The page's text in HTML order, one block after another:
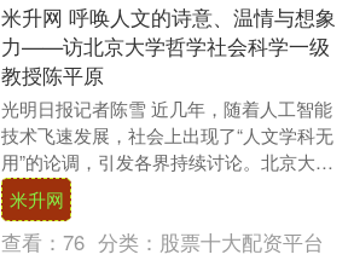
米升网 呼唤人文的诗意、温情与想象
力——访北京大学哲学社会科学一级
教授陈平原
光明日报记者陈雪 近几年，随着人工智能
技术飞速发展，社会上出现了“人文学科无
用”的论调，引发各界持续讨论。北京大学
哲学社会科学一级教授陈平原认为，在技
术变革的时....
米升网
查看： 76 分类： 股票十大配资平台